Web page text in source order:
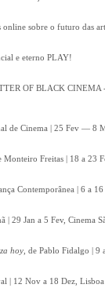
online sobre o futuro das
e eterno PLAY!
OF BLACK
de Cinema | 25 Fev — 8
Monteiro Freitas | 18 a
Contemporânea | 6 a
| 29 Jan a 5 Fev, Cinema
hoy , de Pablo Fidalgo |
| 12 Nov a 18 Dez, Lisboa